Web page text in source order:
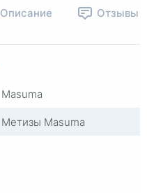
Описание Отзывы
Masuma
Метизы Masuma